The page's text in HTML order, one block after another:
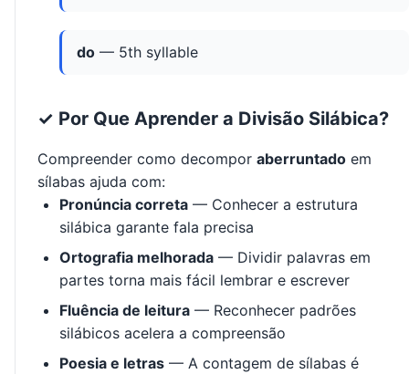
do — 5th syllable
✓ Por Que Aprender a Divisão Silábica?
Compreender como decompor aberruntado em
sílabas ajuda com:
Pronúncia correta — Conhecer a estrutura
silábica garante fala precisa
Ortografia melhorada — Dividir palavras em
partes torna mais fácil lembrar e escrever
Fluência de leitura — Reconhecer padrões
silábicos acelera a compreensão
Poesia e letras — A contagem de sílabas é